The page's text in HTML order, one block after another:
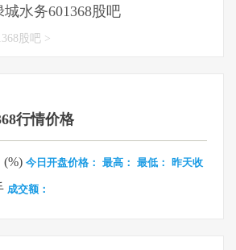
城水务601368股吧
股吧 >
行情价格
(%) 今日开盘价格： 最高： 最低： 昨天收
成交额：